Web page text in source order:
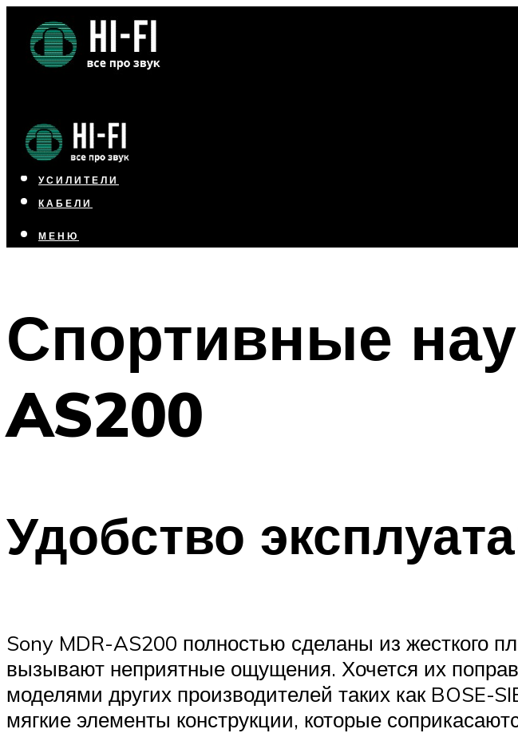
НАУШНИКИ
АКУСТИКА
УСИЛИТЕЛИ
КАБЕЛИ
МЕНЮ
Спортивные
AS200
Удобство
Sony MDR-AS200 полностью сделаны из жесткого
вызывают неприятные ощущения. Хочется их
моделями других производителей таких как
мягкие элементы конструкции, которые